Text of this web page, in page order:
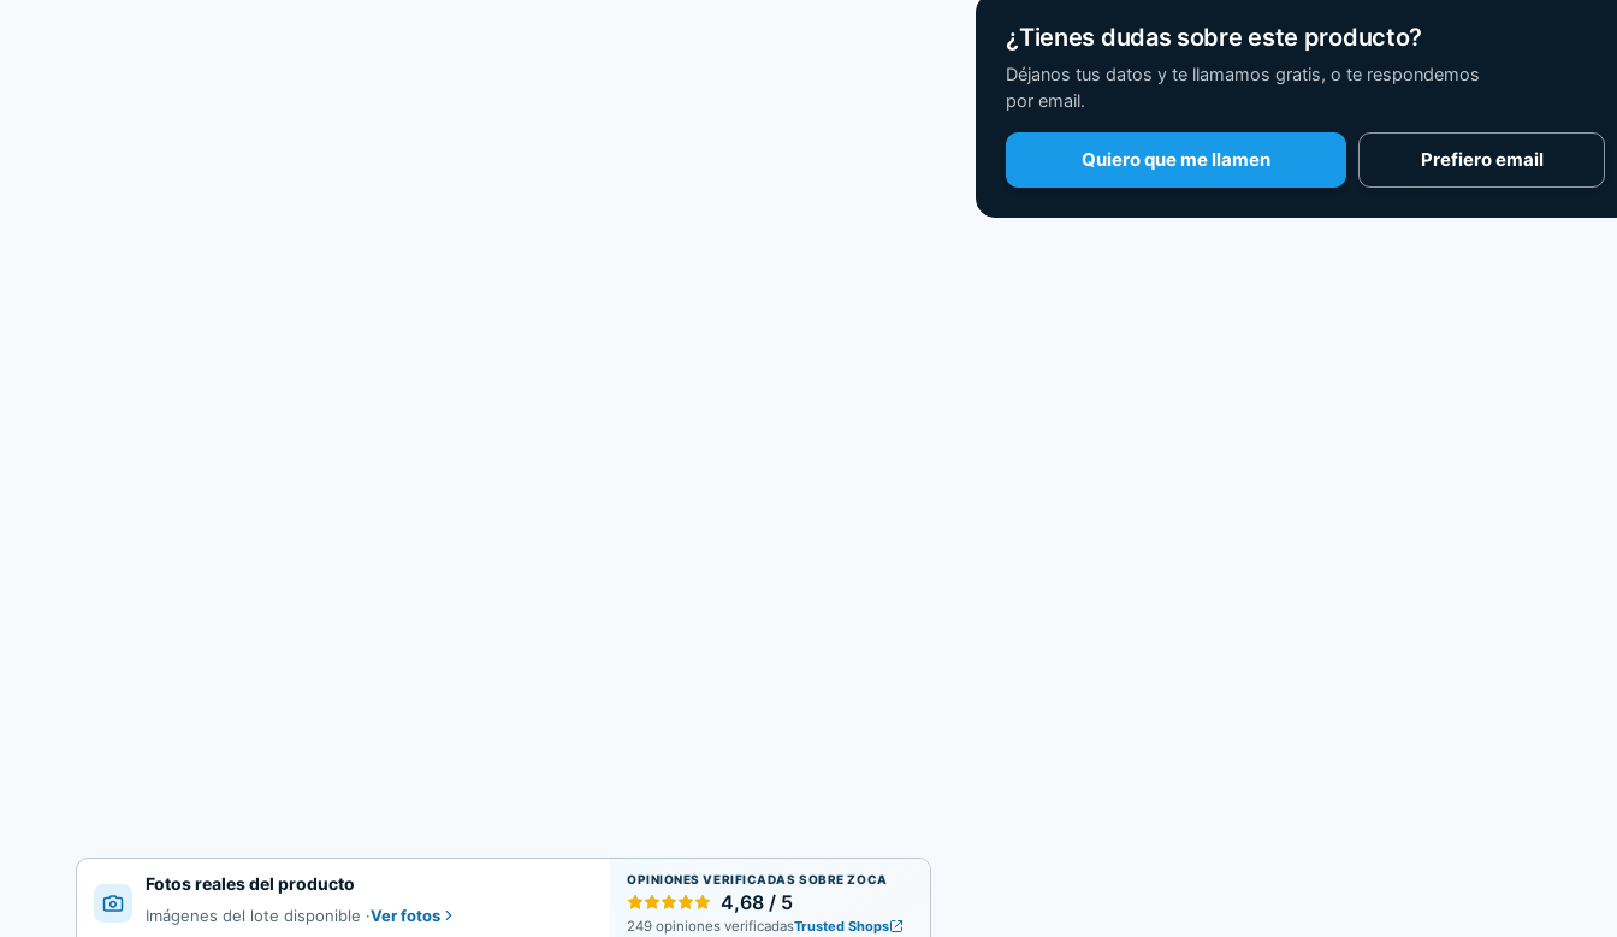
Fotos reales del producto
Imágenes del lote disponible ·Ver fotos
OPINIONES VERIFICADAS SOBRE ZOCA
4,68 / 5
249 opiniones verificadasTrusted Shops
¿Tienes dudas sobre este producto?
Déjanos tus datos y te llamamos gratis, o te respondemos
por email.
Quiero que me llamen Prefiero email